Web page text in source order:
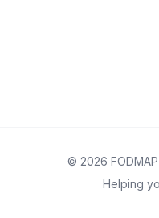
© 2026
Helping